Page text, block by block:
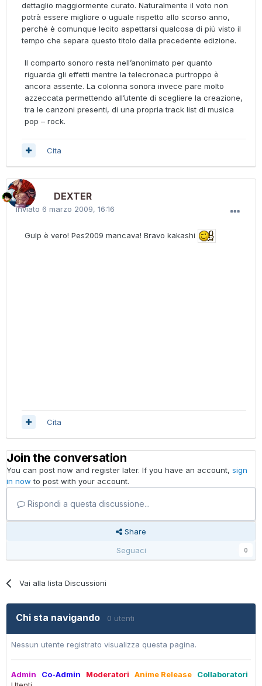
dettaglio maggiormente curato. Naturalmente il voto non
potrà essere migliore o uguale rispetto allo scorso anno,
perché è comunque lecito aspettarsi qualcosa di più visto il
tempo che separa questo titolo dalla precedente edizione.
Il comparto sonoro resta nell’anonimato per quanto
riguarda gli effetti mentre la telecronaca purtroppo è
ancora assente. La colonna sonora invece pare molto
azzeccata permettendo all’utente di scegliere la creazione,
tra le canzoni presenti, di una propria track list di musica
pop – rock.
Cita
DEXTER
Inviato 6 marzo 2009, 16:16
Gulp è vero! Pes2009 mancava! Bravo kakashi
Cita
Join the conversation
You can post now and register later. If you have an account, sign
in now to post with your account.
Rispondi a questa discussione...
Share
Seguaci
0
Vai alla lista Discussioni
Chi sta navigando 0 utenti
Nessun utente registrato visualizza questa pagina.
Admin Co-Admin Moderatori Anime Release
Collaboratori